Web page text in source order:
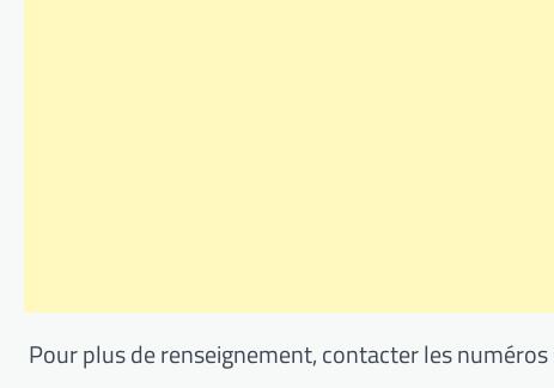
Pour plus de renseignement, contacter les